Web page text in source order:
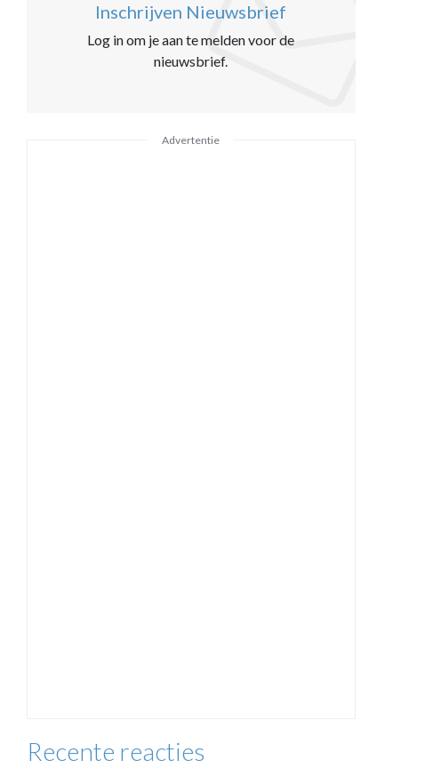
Inschrijven Nieuwsbrief
Log in om je aan te melden voor de
nieuwsbrief.
Advertentie
Recente reacties